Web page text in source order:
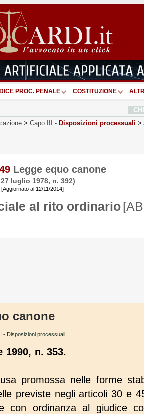
PROC. PENALE COSTITUZIONE ALTRI
> Capo III - Disposizioni processuali >
49 Legge equo canone
luglio 1978, n. 392)
[Aggiornato al 12/11/2014]
al rito ordinario
canone
- Disposizioni processuali
1990, n. 353.
promossa nelle forme
previste negli articoli 30 e
con ordinanza al giudice